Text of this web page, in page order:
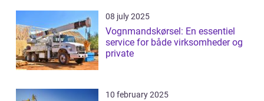
08 july 2025
Vognmandskørsel: En essentiel
service for både virksomheder og
private
10 february 2025